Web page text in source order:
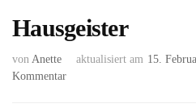
Hausgeister
von Anette aktualisiert am 15.
Kommentarzu